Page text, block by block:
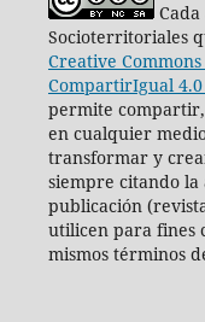
Cada
Socioterritoriales
Creative
CompartirIgual
permite
en cualquier
transformar y
siempre citando
publicación
utilicen para fines
mismos términos